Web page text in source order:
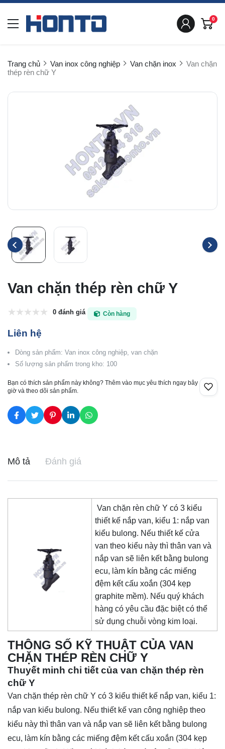
0
Trang chủ Van inox công nghiệp Van chặn inox
Van chặn
thép rèn chữ Y
Van chặn thép rèn chữ Y
0 đánh giá Còn hàng
Liên hệ
Dòng sản phẩm: Van inox công nghiệp, van chặn
Số lượng sản phẩm trong kho: 100
Bạn có thích sản phẩm này không? Thêm vào mục yêu thích ngay bây
giờ và theo dõi sản phẩm.
Mô tả Đánh giá
Van chặn rèn chữ Y có 3 kiểu
thiết kế nắp van, kiểu 1: nắp van
kiểu bulong. Nếu thiết kế cửa
van theo kiểu này thì thân van và
nắp van sẽ liên kết bằng bulong
ecu, làm kín bằng các miếng
đệm kết cấu xoắn (304 kẹp
graphite mềm). Nếu quý khách
hàng có yêu cầu đặc biệt có thể
sử dụng chuỗi vòng kim loại.
THÔNG SỐ KỸ THUẬT CỦA VAN
CHẶN THÉP RÈN CHỮ Y
Thuyết minh chi tiết của van chặn thép rèn
chữ Y
Van chặn thép rèn chữ Y có 3 kiểu thiết kế nắp van, kiểu 1:
nắp van kiểu bulong. Nếu thiết kế van công nghiệp theo
kiểu này thì thân van và nắp van sẽ liên kết bằng bulong
ecu, làm kín bằng các miếng đệm kết cấu xoắn (304 kẹp